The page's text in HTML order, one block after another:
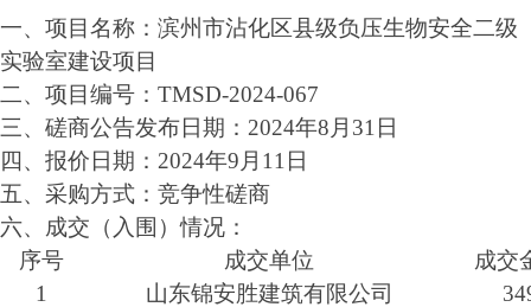
一、项目名称： 滨州市沾化区县级负压生物安全二级
实验室建设项目
二、 项目编号： TMSD-2024-067
三、 磋商公告发布日期： 2024年8 月 31 日
四、 报价 日期： 2024年9 月 11 日
五、 采购方式： 竞争性磋商
六、 成交（入围）情况：
序号
成交单位
成交
1
山东锦安胜建筑有限公司